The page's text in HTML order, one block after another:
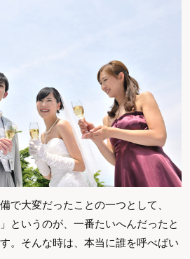
で大変だったことの一つとして、
というのが、一番たいへんだったと
。そんな時は、本当に誰を呼べばい